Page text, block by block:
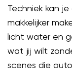
Techniek kan
makkelijker
licht water en
wat jij wilt
scenes die